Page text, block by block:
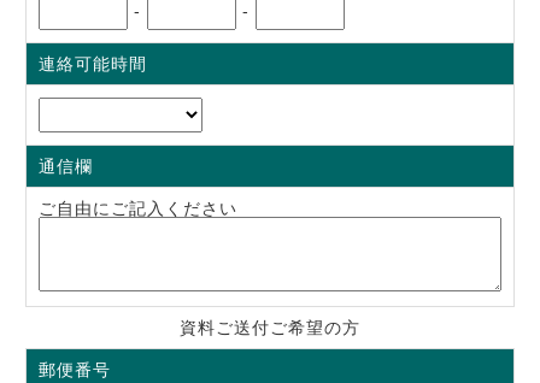
- -
連絡可能時間
通信欄
ご自由にご記入ください
資料ご送付ご希望の方
郵便番号